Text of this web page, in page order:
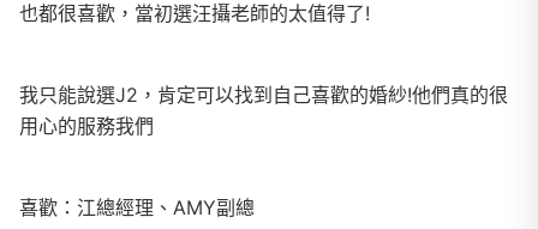
也都很喜歡，當初選汪攝老師的太值得了!
我只能說選J2，肯定可以找到自己喜歡的婚紗!他們真的很
用心的服務我們
喜歡：江總經理、AMY副總